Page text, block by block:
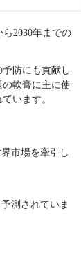
2030年までの
防にも貢献し
軟膏に主に使
います。
市場を牽引し
測されていま